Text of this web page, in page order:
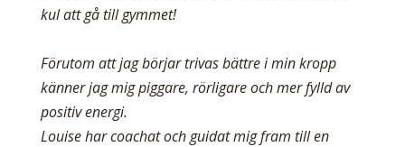
kul att gå till gymmet!
Förutom att jag börjar trivas bättre i min kropp
känner jag mig piggare, rörligare och mer fylld av
positiv energi.
Louise har coachat och guidat mig fram till en